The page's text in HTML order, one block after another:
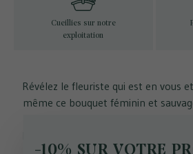
Révélez le fleuriste qui est en vous
même ce bouquet féminin et
Lisianthus vert pâle, de Bupleurum,
Cueillies sur notre
exploitation
-10% SUR VOTRE